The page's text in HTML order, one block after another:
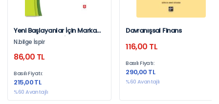
Yeni Başlayanlar İçin Marka
Yönetimi N.bilge İspir
N.bilge İspir
86,00 TL
Basılı Fiyatı:
215,00 TL
%60 Avantajlı
Davranışsal Finans
116,00 TL
Basılı Fiyatı:
290,00 TL
%60 Avantajlı